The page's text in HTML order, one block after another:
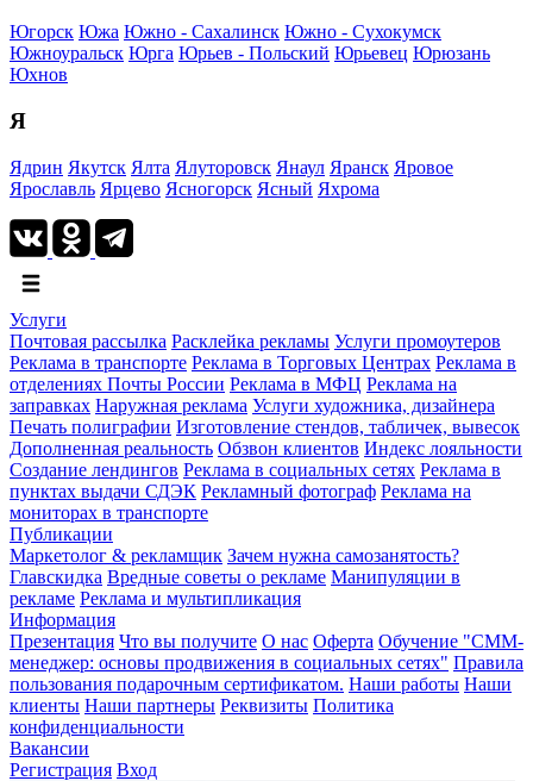
Югорск Южа Южно - Сахалинск Южно - Сухокумск
Южноуральск Юрга Юрьев - Польский Юрьевец Юрюзань
Юхнов
Я
Ядрин Якутск Ялта Ялуторовск Янаул Яранск Яровое
Ярославль Ярцево Ясногорск Ясный Яхрома
Услуги
Почтовая рассылка Расклейка рекламы Услуги промоутеров
Реклама в транспорте Реклама в Торговых Центрах Реклама в
отделениях Почты России Реклама в МФЦ Реклама на
заправках Наружная реклама Услуги художника, дизайнера
Печать полиграфии Изготовление стендов, табличек, вывесок
Дополненная реальность Обзвон клиентов Индекс лояльности
Создание лендингов Реклама в социальных сетях Реклама в
пунктах выдачи СДЭК Рекламный фотограф Реклама на
мониторах в транспорте
Публикации
Маркетолог & рекламщик Зачем нужна самозанятость?
Главскидка Вредные советы о рекламе Манипуляции в
рекламе Реклама и мультипликация
Информация
Презентация Что вы получите О нас Оферта Обучение "СМM-
менеджер: основы продвижения в социальных сетях" Правила
пользования подарочным сертификатом. Наши работы Наши
клиенты Наши партнеры Реквизиты Политика
конфиденциальности
Вакансии
Регистрация Вход